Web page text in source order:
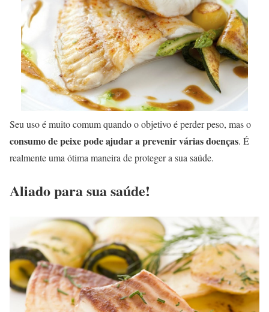
Seu uso é muito comum quando o objetivo é perder peso, mas o
consumo de peixe pode ajudar a prevenir várias doenças. É
realmente uma ótima maneira de proteger a sua saúde.
Aliado para sua saúde!